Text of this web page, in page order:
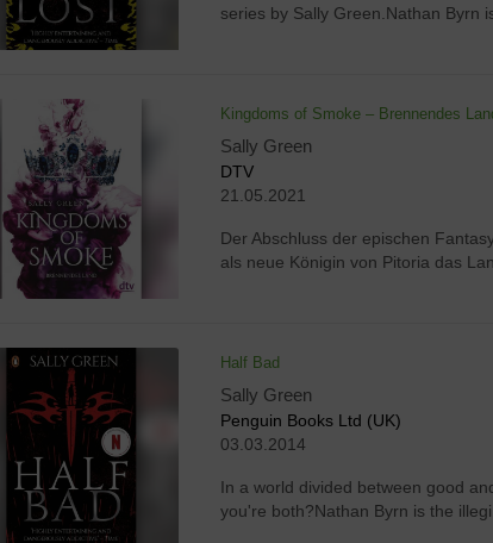
series by Sally Green.Nathan Byrn is
Kingdoms of Smoke – Brennendes
Sally Green
DTV
21.05.2021
Der Abschluss der epischen
als neue Königin von Pitoria das
Half Bad
Sally Green
Penguin Books Ltd (UK)
03.03.2014
In a world divided between good
you're both?Nathan Byrn is the